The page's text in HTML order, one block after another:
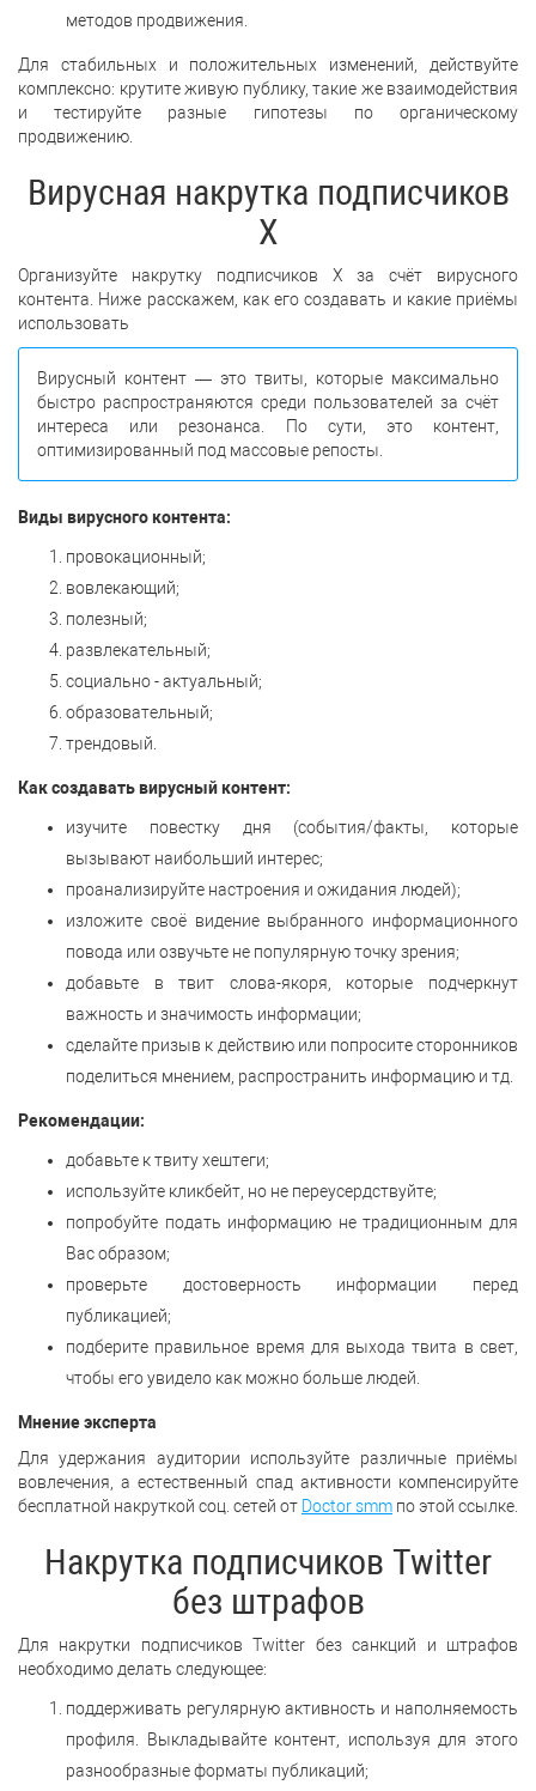
методов продвижения.
Для стабильных и положительных изменений, действуйте
комплексно: крутите живую публику, такие же взаимодействия
и тестируйте разные гипотезы по органическому
продвижению.
Вирусная накрутка подписчиков
Х
Организуйте накрутку подписчиков Х за счёт вирусного
контента. Ниже расскажем, как его создавать и какие приёмы
использовать
Вирусный контент — это твиты, которые максимально
быстро распространяются среди пользователей за счёт
интереса или резонанса. По сути, это контент,
оптимизированный под массовые репосты.
Виды вирусного контента:
провокационный;
вовлекающий;
полезный;
развлекательный;
социально - актуальный;
образовательный;
трендовый.
Как создавать вирусный контент:
изучите повестку дня (события/факты, которые
вызывают наибольший интерес;
проанализируйте настроения и ожидания людей);
изложите своё видение выбранного информационного
повода или озвучьте не популярную точку зрения;
добавьте в твит слова-якоря, которые подчеркнут
важность и значимость информации;
сделайте призыв к действию или попросите сторонников
поделиться мнением, распространить информацию и тд.
Рекомендации:
добавьте к твиту хештеги;
используйте кликбейт, но не переусердствуйте;
попробуйте подать информацию не традиционным для
Вас образом;
проверьте достоверность информации перед
публикацией;
подберите правильное время для выхода твита в свет,
чтобы его увидело как можно больше людей.
Мнение эксперта
Для удержания аудитории используйте различные приёмы
вовлечения, а естественный спад активности компенсируйте
бесплатной накруткой соц. сетей от Doctor smm по этой ссылке.
Накрутка подписчиков Twitter
без штрафов
Для накрутки подписчиков Twitter без санкций и штрафов
необходимо делать следующее:
поддерживать регулярную активность и наполняемость
профиля. Выкладывайте контент, используя для этого
разнообразные форматы публикаций;